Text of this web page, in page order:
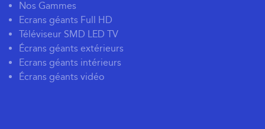
Nos Gammes
Ecrans géants Full HD
Téléviseur SMD LED TV
Écrans géants extérieurs
Ecrans géants intérieurs
Écrans géants vidéo